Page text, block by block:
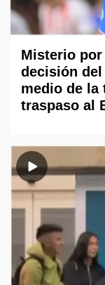
Misterio
decisión
medio de la
traspaso al